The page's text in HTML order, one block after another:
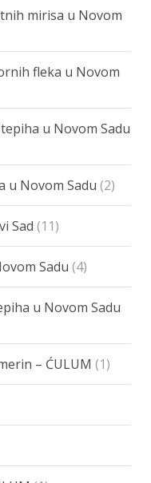
mirisa u Novom
fleka u Novom
u Novom Sadu
u Novom Sadu (2)
Sad (11)
Sadu (4)
u Novom Sadu
– ĆULUM (1)